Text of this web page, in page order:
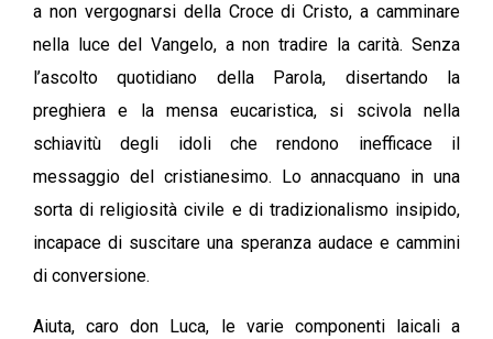
a non vergognarsi della Croce di Cristo, a camminare
nella luce del Vangelo, a non tradire la carità. Senza
l’ascolto quotidiano della Parola, disertando la
preghiera e la mensa eucaristica, si scivola nella
schiavitù degli idoli che rendono inefficace il
messaggio del cristianesimo. Lo annacquano in una
sorta di religiosità civile e di tradizionalismo insipido,
incapace di suscitare una speranza audace e cammini
di conversione.
Aiuta, caro don Luca, le varie componenti laicali a